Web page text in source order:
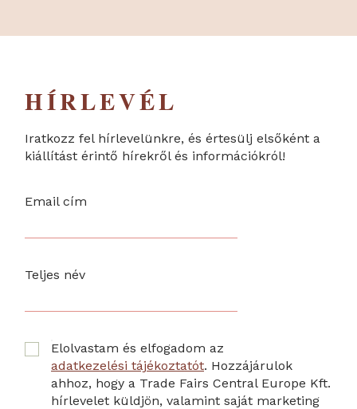
HÍRLEVÉL
Iratkozz fel hírlevelünkre, és értesülj elsőként a
kiállítást érintő hírekről és információkról!
Email cím
Teljes név
Elolvastam és elfogadom az
adatkezelési tájékoztatót. Hozzájárulok
ahhoz, hogy a Trade Fairs Central Europe Kft.
hírlevelet küldjön, valamint saját marketing